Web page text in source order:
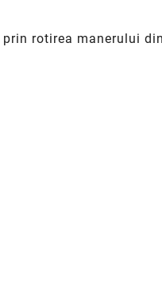
rotirea manerului